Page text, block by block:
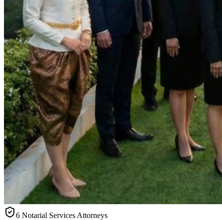
6 Notarial Services Attorneys